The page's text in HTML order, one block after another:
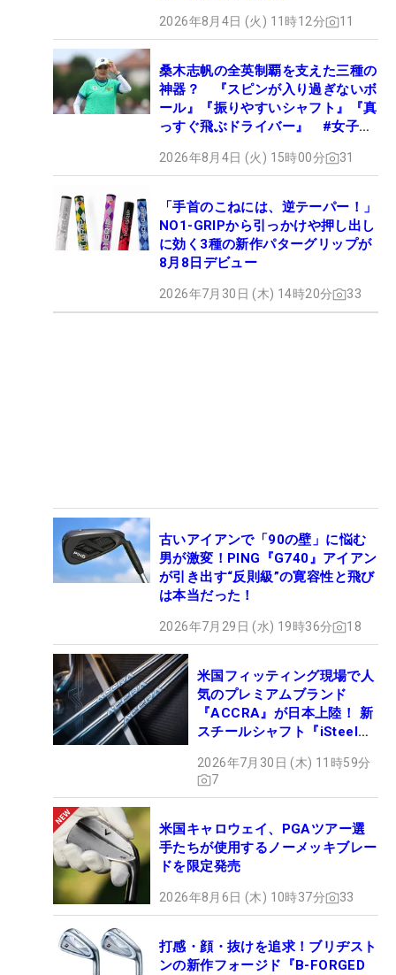
2026年8月4日 (火) 11時12分 11
桑木志帆の全英制覇を支えた三種の
神器？ 『スピンが入り過ぎないボ
ール』『振りやすいシャフト』『真
っすぐ飛ぶドライバー』 #女子プ
2026年8月4日 (火) 15時00分 31
「手首のこねには、逆テーパー！」
NO1-GRIPから引っかけや押し出し
に効く3種の新作パターグリップが
8月8日デビュー
2026年7月30日 (木) 14時20分 33
古いアイアンで「90の壁」に悩む
男が激変！PING『G740』アイアン
が引き出す“反則級”の寛容性と飛び
は本当だった！
2026年7月29日 (水) 19時36分 18
米国フィッティング現場で人
気のプレミアムブランド
『ACCRA』が日本上陸！ 新
スチールシャフト『iSteel
2026年7月30日 (木) 11時59分
7
米国キャロウェイ、PGAツアー選
手たちが使用するノーメッキブレー
ドを限定発売
2026年8月6日 (木) 10時37分 33
打感・顔・抜けを追求！ブリヂスト
ンの新作フォージド『B-FORGED